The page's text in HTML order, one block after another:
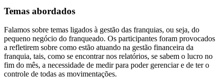
Temas abordados
Falamos sobre temas ligados à gestão das franquias, ou seja, do
pequeno negócio do franqueado. Os participantes foram provocados
a refletirem sobre como estão atuando na gestão financeira da
franquia, tais, como se encontrar nos relatórios, se sabem o lucro no
fim do mês, a necessidade de medir para poder gerenciar e de ter o
controle de todas as movimentações.